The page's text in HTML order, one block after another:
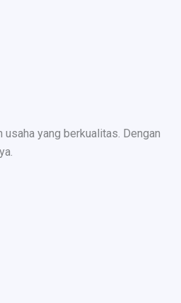
yang berkualitas. Dengan